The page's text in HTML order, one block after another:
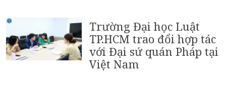
Trường Đại học Luật
TP.HCM trao đổi hợp tác
với Đại sứ quán Pháp tại
Việt Nam